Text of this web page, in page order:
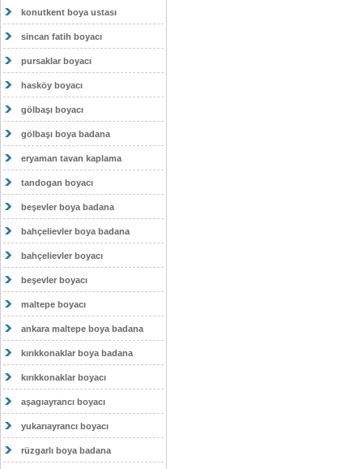
konutkent boya ustası
sincan fatih boyacı
pursaklar boyacı
hasköy boyacı
gölbaşı boyacı
gölbaşı boya badana
eryaman tavan kaplama
tandogan boyacı
beşevler boya badana
bahçelievler boya badana
bahçelievler boyacı
beşevler boyacı
maltepe boyacı
ankara maltepe boya badana
kırıkkonaklar boya badana
kırıkkonaklar boyacı
aşagıayrancı boyacı
yukarıayrancı boyacı
rüzgarlı boya badana